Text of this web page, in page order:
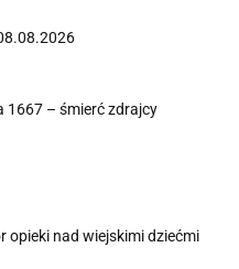
1667 – śmierć zdrajcy
opieki nad wiejskimi dziećmi